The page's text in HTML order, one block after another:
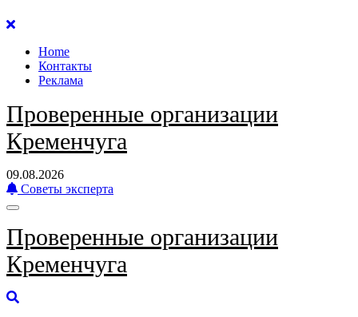
Перейти
содержанию
Home
Контакты
Реклама
Проверенные организации
Кременчуга
09.08.2026
Советы эксперта
Проверенные организации
Кременчуга